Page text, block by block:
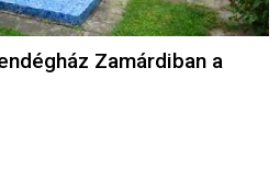
Zamárdiban a